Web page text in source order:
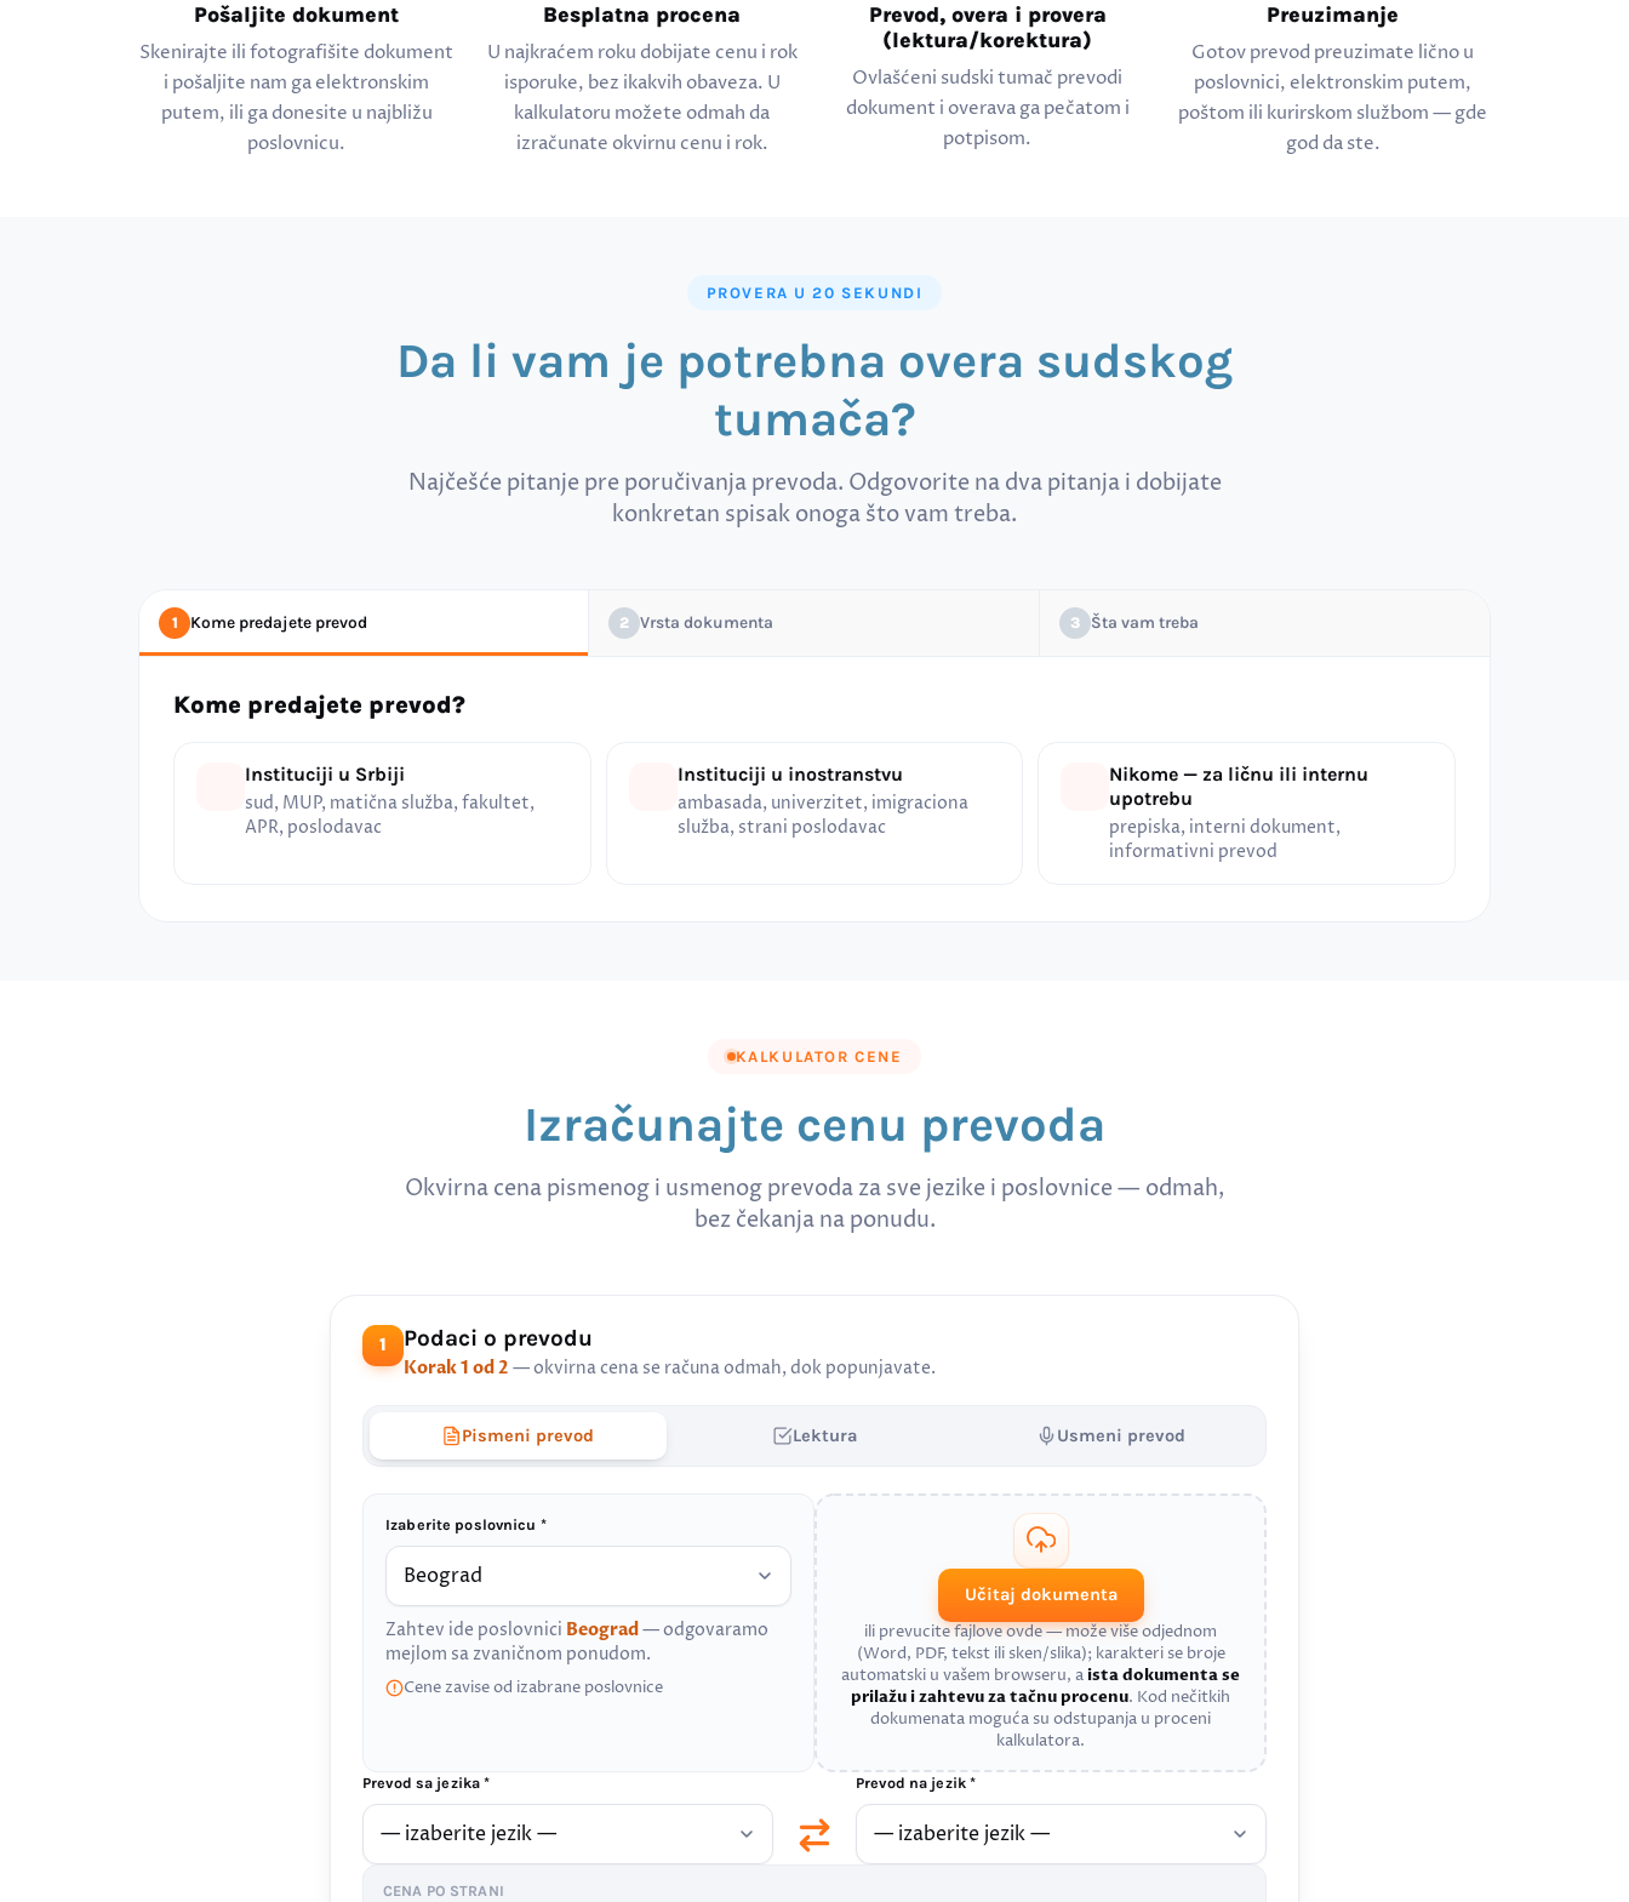
Pošaljite dokument
Skenirajte ili fotografišite dokument
i pošaljite nam ga elektronskim
putem, ili ga donesite u najbližu
poslovnicu.
Besplatna procena
U najkraćem roku dobijate cenu i rok
isporuke, bez ikakvih obaveza. U
kalkulatoru možete odmah da
izračunate okvirnu cenu i rok.
Prevod, overa i provera
(lektura/korektura)
Ovlašćeni sudski tumač prevodi
dokument i overava ga pečatom i
potpisom.
Preuzimanje
Gotov prevod preuzimate lično u
poslovnici, elektronskim putem,
poštom ili kurirskom službom — gde
god da ste.
PROVERA U 20 SEKUNDI
Da li vam je potrebna overa sudskog
tumača?
Najčešće pitanje pre poručivanja prevoda. Odgovorite na dva pitanja i dobijate
konkretan spisak onoga što vam treba.
1 Kome predajete prevod 2 Vrsta dokumenta 3 Šta vam treba
Kome predajete prevod?
Instituciji u Srbiji
sud, MUP, matična služba, fakultet,
APR, poslodavac
Instituciji u inostranstvu
ambasada, univerzitet, imigraciona
služba, strani poslodavac
Nikome — za ličnu ili internu
upotrebu
prepiska, interni dokument,
informativni prevod
KALKULATOR CENE
Izračunajte cenu prevoda
Okvirna cena pismenog i usmenog prevoda za sve jezike i poslovnice — odmah,
bez čekanja na ponudu.
1 Podaci o prevodu
Korak 1 od 2 — okvirna cena se računa odmah, dok popunjavate.
Pismeni prevod Lektura Usmeni prevod
Izaberite poslovnicu *
Zahtev ide poslovnici Beograd— odgovaramo
mejlom sa zvaničnom ponudom.
Cene zavise od izabrane poslovnice
Učitaj dokumenta
ili prevucite fajlove ovde — može više odjednom
(Word, PDF, tekst ili sken/slika); karakteri se broje
automatski u vašem browseru, aista dokumenta se
prilažu i zahtevu za tačnu procenu. Kod nečitkih
dokumenata moguća su odstupanja u proceni
kalkulatora.
Prevod sa jezika * Prevod na jezik *
CENA PO STRANI